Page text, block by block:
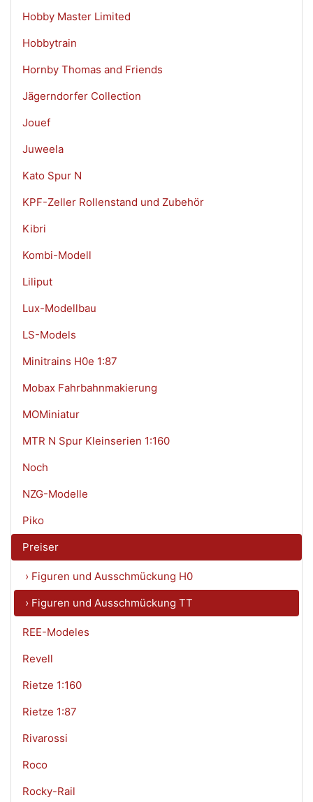
Hobby Master Limited
Hobbytrain
Hornby Thomas and Friends
Jägerndorfer Collection
Jouef
Juweela
Kato Spur N
KPF-Zeller Rollenstand und Zubehör
Kibri
Kombi-Modell
Liliput
Lux-Modellbau
LS-Models
Minitrains H0e 1:87
Mobax Fahrbahnmakierung
MOMiniatur
MTR N Spur Kleinserien 1:160
Noch
NZG-Modelle
Piko
Preiser
› Figuren und Ausschmückung H0
› Figuren und Ausschmückung TT
REE-Modeles
Revell
Rietze 1:160
Rietze 1:87
Rivarossi
Roco
Rocky-Rail